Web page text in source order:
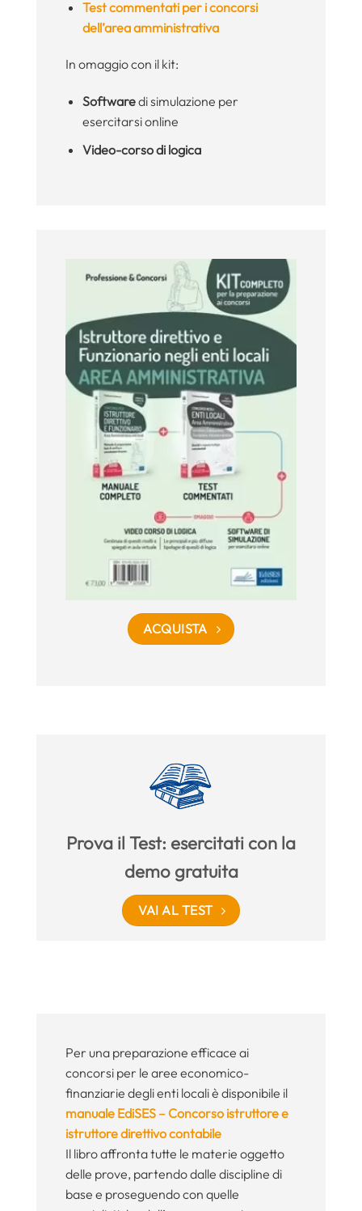
Test commentati per i concorsi
dell’area amministrativa
In omaggio con il kit:
Softwaredi simulazione per
esercitarsi online
Video-corso di logica
ACQUISTA
Prova il Test: esercitati con la
demo gratuita
VAI AL TEST
Per una preparazione efficace ai
concorsi per le aree economico-
finanziarie degli enti locali è disponibile il
manuale EdiSES – Concorso istruttore e
istruttore direttivo contabile
Il libro affronta tutte le materie oggetto
delle prove, partendo dalle discipline di
base e proseguendo con quelle